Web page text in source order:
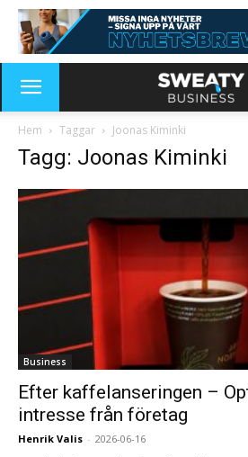
Hem Taggar Joonas Kiminki
Tagg: Joonas Kiminki
Business
Efter kaffelanseringen –
intresse från företag
Henrik Valis - 2026-06-16